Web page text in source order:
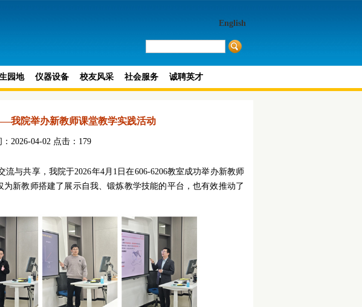
English
园地 仪器设备 校友风采 社会服务 诚聘英才
我院举办新教师课堂教学实践活动
2026-04-02 点击： 179
与共享，我院于2026年4月1日在606-6206教室成功举办新教师
新教师搭建了展示自我、锻炼教学技能的平台，也有效推动了